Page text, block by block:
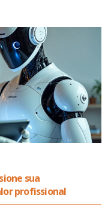
sua
profissional